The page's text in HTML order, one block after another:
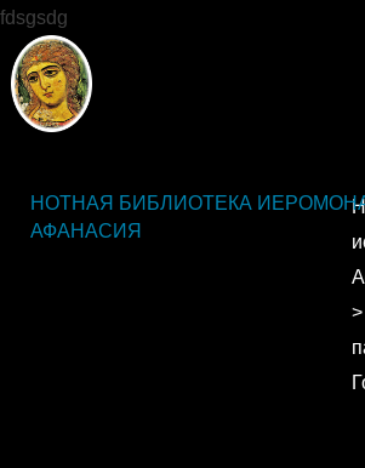
fdsgsdg
НОТНАЯ БИБЛИОТЕКА
АФАНАСИЯ